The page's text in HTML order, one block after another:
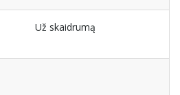
Už skaidrumą